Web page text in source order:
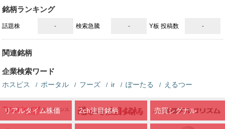
銘柄ランキング
話題株 - 検索急騰 - Y板 投稿数 -
関連銘柄
企業検索ワード
ホスピス ポータル フーズ ir ぽーたる えるつー
リアルタイム株価 2ch注目銘柄 売買シグナル